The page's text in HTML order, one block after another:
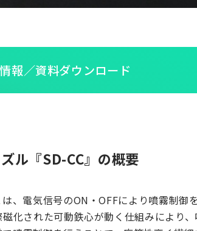
報／資料ダウンロード
ル『SD-CC』の概要
、電気信号のON・OFFにより噴霧制
化された可動鉄心が動く仕組みにより